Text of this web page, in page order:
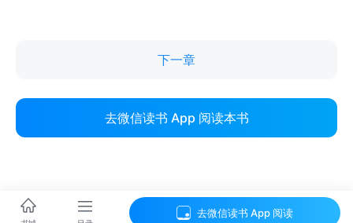
下一章
去微信读书 App 阅读本书
去微信读书 App 阅读